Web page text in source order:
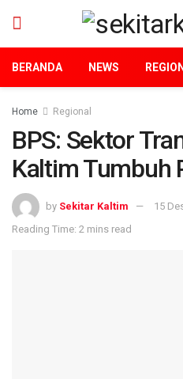
BERANDA NEWS
Home Regional
BPS: Sektor
Kaltim Tumbuh
by Sekitar Kaltim
15
Reading Time: 2 mins read